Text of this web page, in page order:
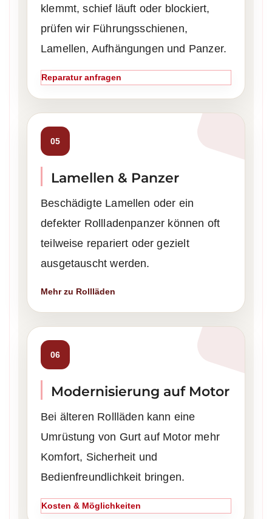
klemmt, schief läuft oder blockiert,
prüfen wir Führungsschienen,
Lamellen, Aufhängungen und Panzer.
Reparatur anfragen
05
Lamellen & Panzer
Beschädigte Lamellen oder ein
defekter Rollladenpanzer können oft
teilweise repariert oder gezielt
ausgetauscht werden.
Mehr zu Rollläden
06
Modernisierung auf Motor
Bei älteren Rollläden kann eine
Umrüstung von Gurt auf Motor mehr
Komfort, Sicherheit und
Bedienfreundlichkeit bringen.
Kosten & Möglichkeiten